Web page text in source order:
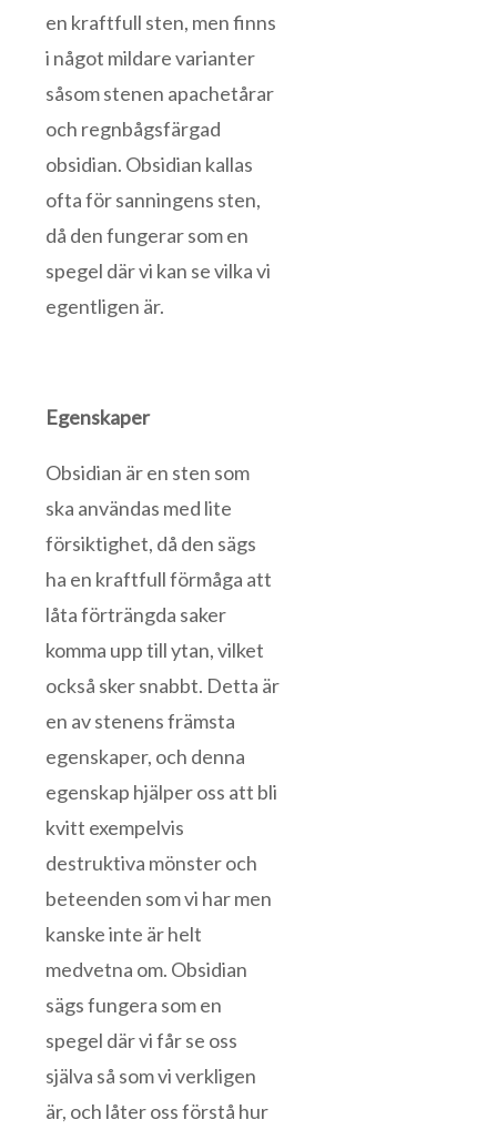
en kraftfull sten, men finns
i något mildare varianter
såsom stenen apachetårar
och regnbågsfärgad
obsidian. Obsidian kallas
ofta för sanningens sten,
då den fungerar som en
spegel där vi kan se vilka vi
egentligen är.
Egenskaper
Obsidian är en sten som
ska användas med lite
försiktighet, då den sägs
ha en kraftfull förmåga att
låta förträngda saker
komma upp till ytan, vilket
också sker snabbt. Detta är
en av stenens främsta
egenskaper, och denna
egenskap hjälper oss att bli
kvitt exempelvis
destruktiva mönster och
beteenden som vi har men
kanske inte är helt
medvetna om. Obsidian
sägs fungera som en
spegel där vi får se oss
själva så som vi verkligen
är, och låter oss förstå hur